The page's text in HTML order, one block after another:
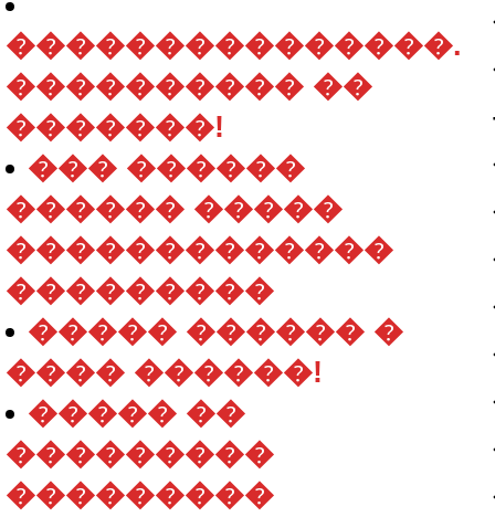
���������������.
���������� ��
�������!
��� ������
������ �����
�������������
���������
����� ������ �
���� ������!
����� ��
���������
���������